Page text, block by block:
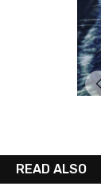
READ ALSO